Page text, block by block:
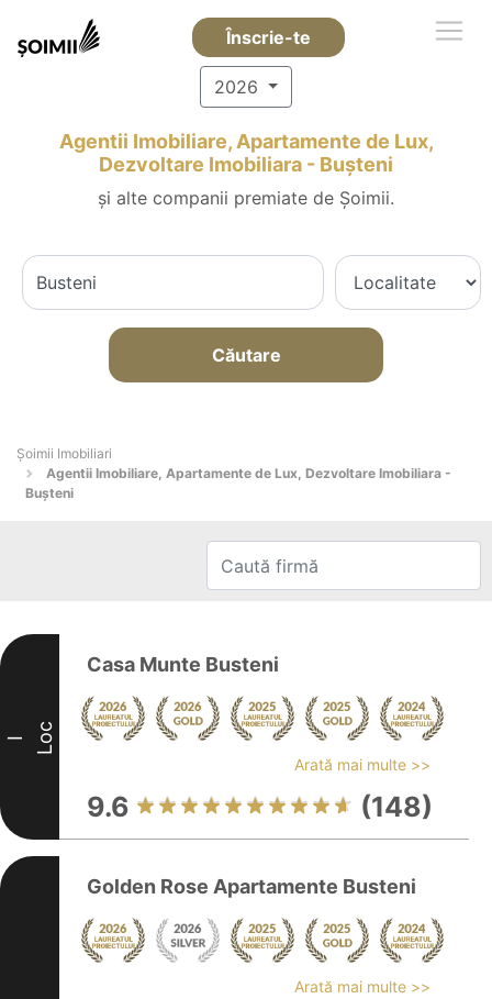
Înscrie-te
2026
Agentii Imobiliare, Apartamente de Lux,
Dezvoltare Imobiliara - Buşteni
și alte companii premiate de Șoimii.
Căutare
Șoimii Imobiliari
Agentii Imobiliare, Apartamente de Lux, Dezvoltare Imobiliara -
Buşteni
I Loc
Casa Munte Busteni
Arată mai multe >>
9.6 (148)
Golden Rose Apartamente Busteni
Arată mai multe >>